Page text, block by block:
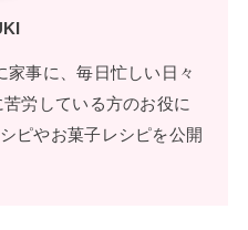
家事に、毎日忙しい日々
労している方のお役に
ピやお菓子レシピを公開